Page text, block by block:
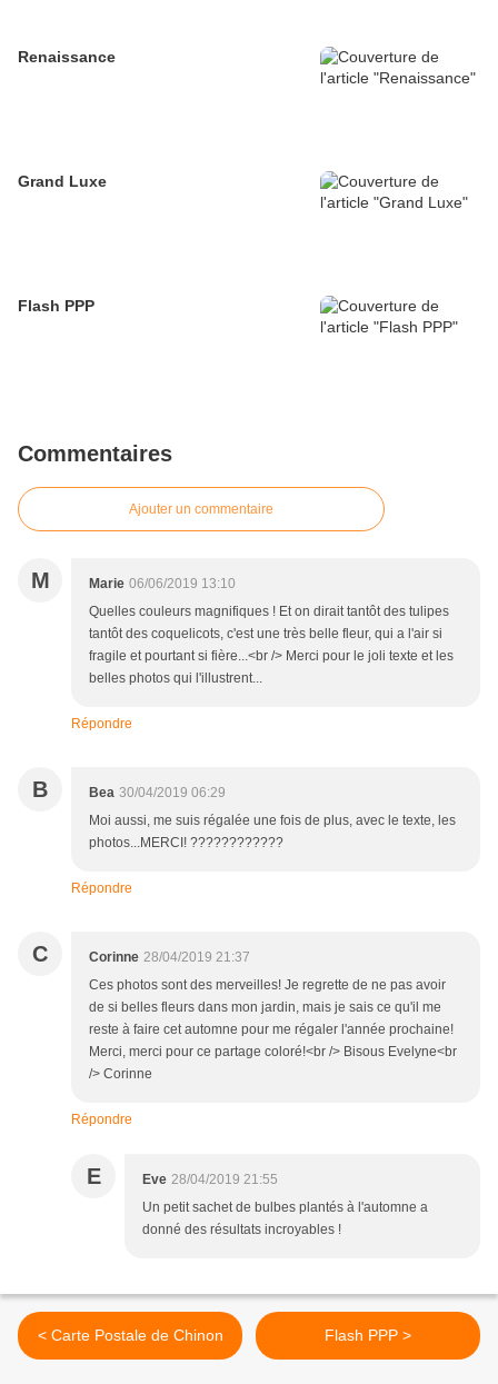
Renaissance
Grand Luxe
Flash PPP
Commentaires
Ajouter un commentaire
M Marie 06/06/2019 13:10
Quelles couleurs magnifiques ! Et on dirait tantôt des tulipes
tantôt des coquelicots, c'est une très belle fleur, qui a l'air si
fragile et pourtant si fière...<br /> Merci pour le joli texte et les
belles photos qui l'illustrent...
Répondre
B Bea 30/04/2019 06:29
Moi aussi, me suis régalée une fois de plus, avec le texte, les
photos...MERCI! ????????????
Répondre
C Corinne 28/04/2019 21:37
Ces photos sont des merveilles! Je regrette de ne pas avoir
de si belles fleurs dans mon jardin, mais je sais ce qu'il me
reste à faire cet automne pour me régaler l'année prochaine!
Merci, merci pour ce partage coloré!<br /> Bisous Evelyne<br
/> Corinne
Répondre
E Eve 28/04/2019 21:55
Un petit sachet de bulbes plantés à l'automne a
donné des résultats incroyables !
< Carte Postale de Chinon Flash PPP >